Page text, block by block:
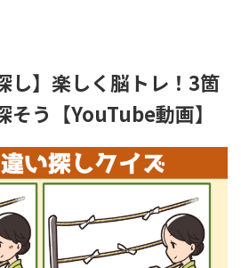
し】楽しく脳トレ！3箇
そう【YouTube動画】